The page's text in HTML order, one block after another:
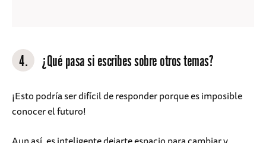
4. ¿Qué pasa si escribes sobre otros temas?
¡Esto podría ser difícil de responder porque es imposible
conocer el futuro!